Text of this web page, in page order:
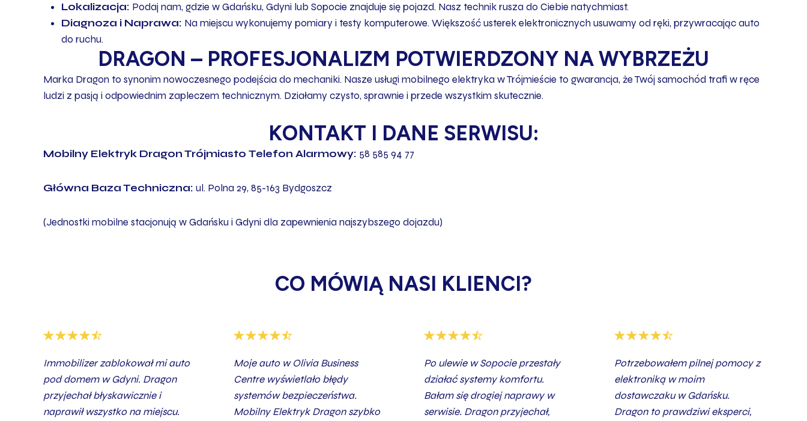
Lokalizacja: Podaj nam, gdzie w Gdańsku, Gdyni lub Sopocie znajduje się pojazd. Nasz technik rusza do Ciebie natychmiast.
Diagnoza i Naprawa: Na miejscu wykonujemy pomiary i testy komputerowe. Większość usterek elektronicznych usuwamy od ręki, przywracając auto
do ruchu.
DRAGON – PROFESJONALIZM POTWIERDZONY NA WYBRZEŻU
Marka Dragon to synonim nowoczesnego podejścia do mechaniki. Nasze usługi mobilnego elektryka w Trójmieście to gwarancja, że Twój samochód trafi w ręce
ludzi z pasją i odpowiednim zapleczem technicznym. Działamy czysto, sprawnie i przede wszystkim skutecznie.
KONTAKT I DANE SERWISU:
Mobilny Elektryk Dragon Trójmiasto Telefon Alarmowy: 58 585 94 77
Główna Baza Techniczna: ul. Polna 29, 85-163 Bydgoszcz
(Jednostki mobilne stacjonują w Gdańsku i Gdyni dla zapewnienia najszybszego dojazdu)
CO MÓWIĄ NASI KLIENCI?
Immobilizer zablokował mi auto
pod domem w Gdyni. Dragon
przyjechał błyskawicznie i
naprawił wszystko na miejscu.
Moje auto w Olivia Business
Centre wyświetlało błędy
systemów bezpieczeństwa.
Mobilny Elektryk Dragon szybko
Po ulewie w Sopocie przestały
działać systemy komfortu.
Bałam się drogiej naprawy w
serwisie. Dragon przyjechał,
Potrzebowałem pilnej pomocy z
elektroniką w moim
dostawczaku w Gdańsku.
Dragon to prawdziwi eksperci,